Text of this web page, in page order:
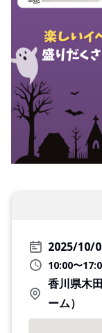
2025/10/
10:00〜
香川県木
ーム）